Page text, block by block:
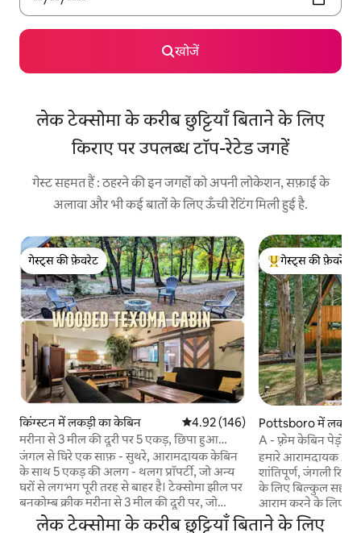
खोजें
लेक टेक्सोमा के करीब छुट्टियाँ बिताने के लिए
किराए पर उपलब्ध टॉप-रेटेड जगहें
गेस्ट सहमत हैं : ठहरने की इन जगहों को अपनी लोकेशन, सफ़ाई के
अलावा और भी कई बातों के लिए ऊँची रेटिंग मिली हुई है.
गेस्ट्स की फ़ेवरेट
गेस्ट्स की फ़ेवरेट
किंग्स्टन में लकड़ी का केबिन औसत रेटिंग 5 में से 4.92, 146 समीक्षाएँ
4.92 (146)
मरीना से 3 मील की दूरी पर 5 एकड़, छिपा हुआ
केबिन!
जंगल से घिरे एक साफ़ - सुथरे, आरामदायक केबिन
के साथ 5 एकड़ की अलग - थलग प्रॉपर्टी, जो अन्य
घरों से लगभग पूरी तरह से बाहर है। टेक्सोमा झील पर
बनकोम्ब क्रीक मरीना से 3 मील की दूरी पर, जो
वॉल्यूम के हिसाब से राज्य की सबसे बड़ी झील है और
गेस्ट्स का टॉप फ़ेवरेट
गेस्ट्स की फ़ेवरेट
Pottsboro में लकड़ी
A - फ़्रेम केबिन पेड़ों में
हमारे आरामदायक A
शांतिपूर्ण, जंगली
के लिए बिल्कुल सही
आराम करने के लिए
मौजूद रॉकिंग
लेक टेक्सोमा के करीब छुट्टियाँ बिताने के लिए